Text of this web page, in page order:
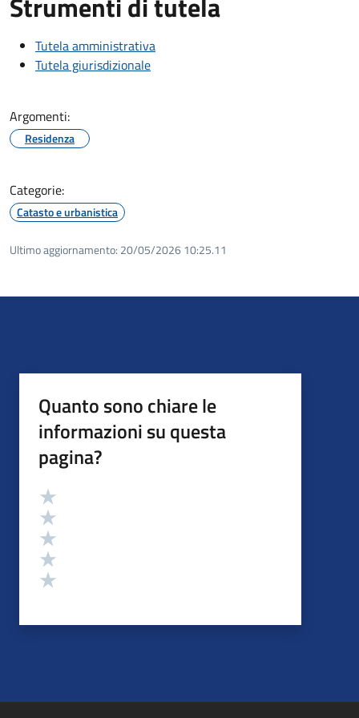
Tutela amministrativa
Tutela giurisdizionale
Argomenti:
Residenza
Categorie:
Catasto e urbanistica
Ultimo aggiornamento: 20/05/2026 10:25.11
Quanto sono chiare le
informazioni su questa
pagina?
Valutazione